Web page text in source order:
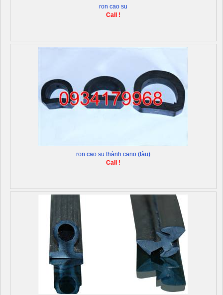
ron cao su
Call !
ron cao su thành cano (tàu)
Call !